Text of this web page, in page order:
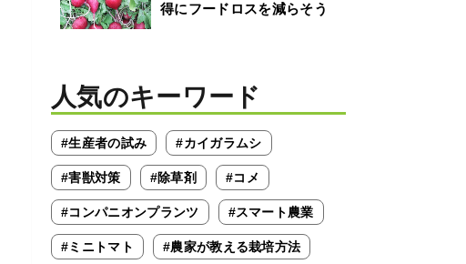
得にフードロスを減らそう
人気のキーワード
#生産者の試み #カイガラムシ
#害獣対策 #除草剤 #コメ
#コンパニオンプランツ #スマート農業
#ミニトマト #農家が教える栽培方法